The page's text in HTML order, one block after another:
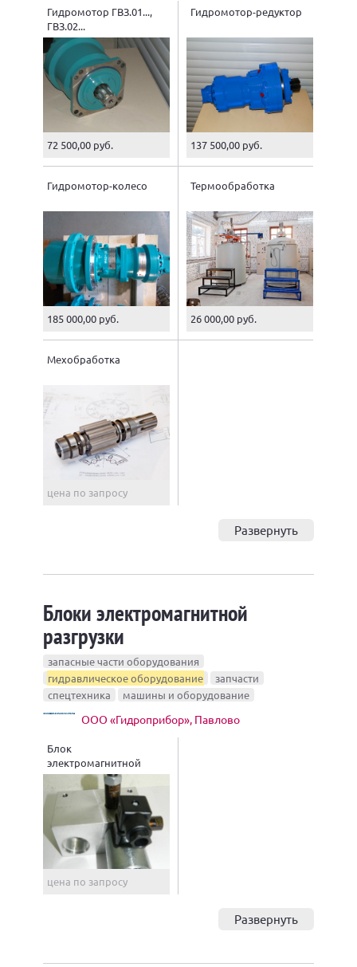
Гидромотор ГВЗ.01...,
ГВЗ.02...
72 500,00 руб.
Гидромотор-редуктор
137 500,00 руб.
Гидромотор-колесо
185 000,00 руб.
Термообработка
26 000,00 руб.
Мехобработка
цена по запросу
Развернуть
Блоки электромагнитной
разгрузки
запасные части оборудования
гидравлическое оборудование
запчасти
спецтехника
машины и оборудование
ООО «Гидроприбор», Павлово
Блок
электромагнитной
разгрузки БЭР20
цена по запросу
Развернуть